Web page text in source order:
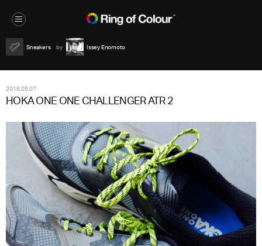
Sneakers Issey Enomoto
2016.05.07
HOKA ONE ONE CHALLENGER ATR 2